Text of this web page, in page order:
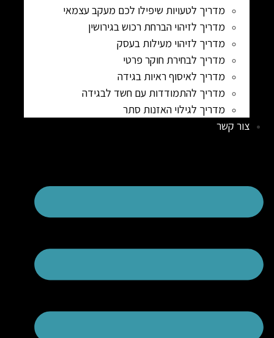
מדריך לטעויות שיפילו לכם מעקב עצמאי
מדריך לזיהוי הברחת רכוש בגירושין
מדריך לזיהוי מעילות בעסק
מדריך לבחירת חוקר פרטי
מדריך לאיסוף ראיות בגידה
מדריך להתמודדות עם חשד לבגידה
מדריך לגילוי האזנות סתר
צור קשר